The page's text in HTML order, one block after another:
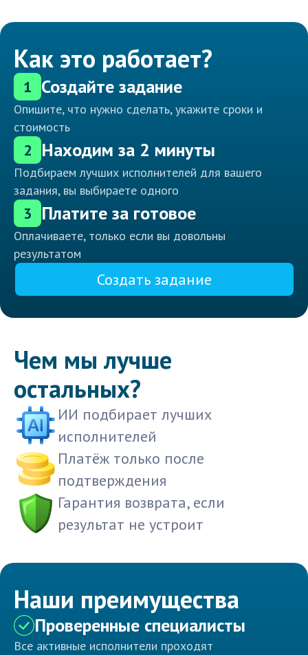
Как это работает?
1 Создайте задание
Опишите, что нужно сделать, укажите сроки и
стоимость
2 Находим за 2 минуты
Подбираем лучших исполнителей для вашего
задания, вы выбираете одного
3 Платите за готовое
Оплачиваете, только если вы довольны
результатом
Создать задание
Чем мы лучше
остальных?
ИИ подбирает лучших
исполнителей
Платёж только после
подтверждения
Гарантия возврата, если
результат не устроит
Наши преимущества
Проверенные специалисты
Все активные исполнители проходят